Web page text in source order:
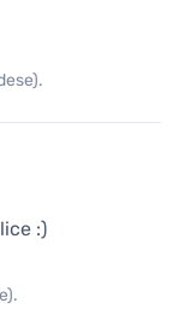
:)